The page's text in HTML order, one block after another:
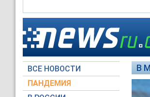
ВСЕ НОВОСТИ
ПАНДЕМИЯ
В